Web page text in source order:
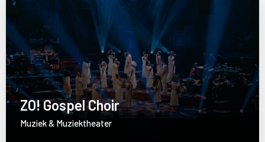
ZO! Gospel Choir
Muziek & Muziektheater